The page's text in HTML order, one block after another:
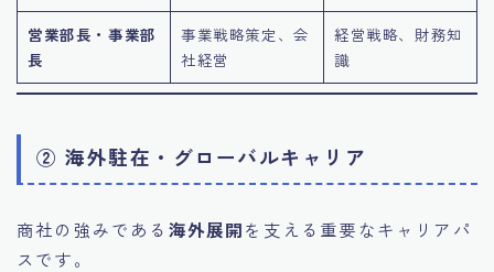
営業部長・事業部
長
事業戦略策定、会
社経営
経営戦略、財務知
識
② 海外駐在・グローバルキャリア
商社の強みである 海外展開を支える重要なキャリアパ
スです。